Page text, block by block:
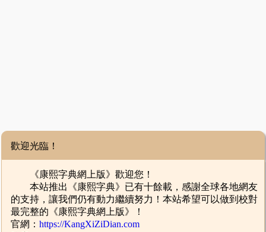
歡迎光臨！
《康熙字典網上版》歡迎您！
本站推出《康熙字典》已有十餘載，感謝全球各地網友
的支持，讓我們仍有動力繼續努力！本站希望可以做到校對
最完整的《康熙字典網上版》！
官網：https://KangXiZiDian.com